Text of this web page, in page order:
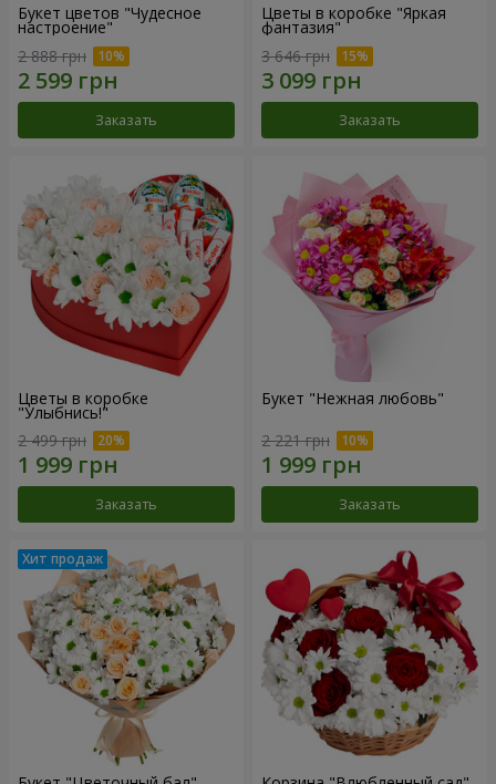
Букет цветов "Чудесное
настроение"
2 888 грн
Заказать
Цветы в коробке "Яркая
фантазия"
3 646 грн
Заказать
Цветы в коробке
"Улыбнись!"
2 499 грн
Заказать
Букет "Нежная любовь"
2 221 грн
Заказать